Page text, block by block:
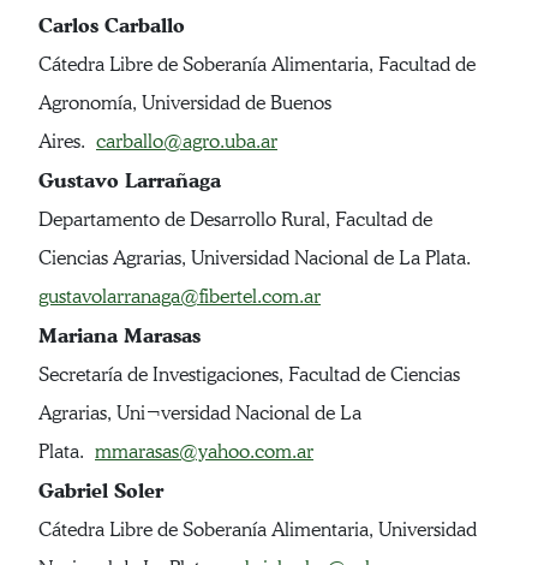
Carlos Carballo
Cátedra Libre de Soberanía Alimentaria, Facultad de
Agronomía, Universidad de Buenos
Aires. carballo@agro.uba.ar
Gustavo Larrañaga
Departamento de Desarrollo Rural, Facultad de
Ciencias Agrarias, Universidad Nacional de La Plata.
gustavolarranaga@fibertel.com.ar
Mariana Marasas
Secretaría de Investigaciones, Facultad de Ciencias
Agrarias, Uni¬versidad Nacional de La
Plata. mmarasas@yahoo.com.ar
Gabriel Soler
Cátedra Libre de Soberanía Alimentaria, Universidad